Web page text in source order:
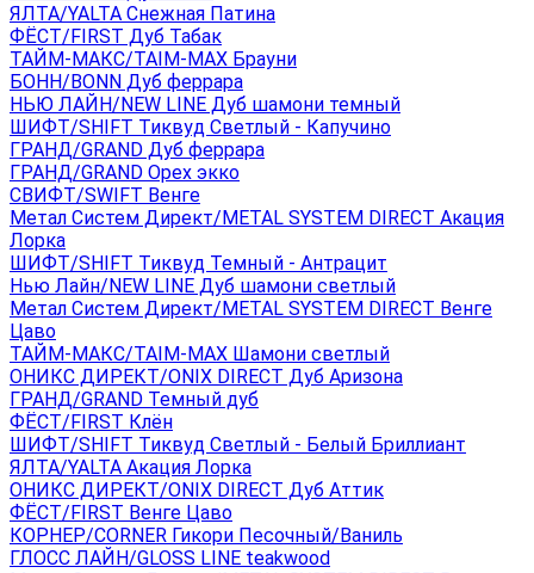
ЯЛТА/YALTA Снежная Патина
ФЁСТ/FIRST Дуб Табак
ТАЙМ-МАКС/TAIM-MAX Брауни
БОНН/BONN Дуб феррара
НЬЮ ЛАЙН/NEW LINE Дуб шамони темный
ШИФТ/SHIFT Тиквуд Светлый - Капучино
ГРАНД/GRAND Дуб феррара
ГРАНД/GRAND Орех экко
СВИФТ/SWIFT Венге
Метал Систем Директ/METAL SYSTEM DIRECT Акация
Лорка
ШИФТ/SHIFT Тиквуд Темный - Антрацит
Нью Лайн/NEW LINE Дуб шамони светлый
Метал Систем Директ/METAL SYSTEM DIRECT Венге
Цаво
ТАЙМ-МАКС/TAIM-MAX Шамони светлый
ОНИКС ДИРЕКТ/ONIX DIRECT Дуб Аризона
ГРАНД/GRAND Темный дуб
ФЁСТ/FIRST Клён
ШИФТ/SHIFT Тиквуд Светлый - Белый Бриллиант
ЯЛТА/YALTA Акация Лорка
ОНИКС ДИРЕКТ/ONIX DIRECT Дуб Аттик
ФЁСТ/FIRST Венге Цаво
КОРНЕР/CORNER Гикори Песочный/Ваниль
ГЛОСС ЛАЙН/GLOSS LINE teakwood